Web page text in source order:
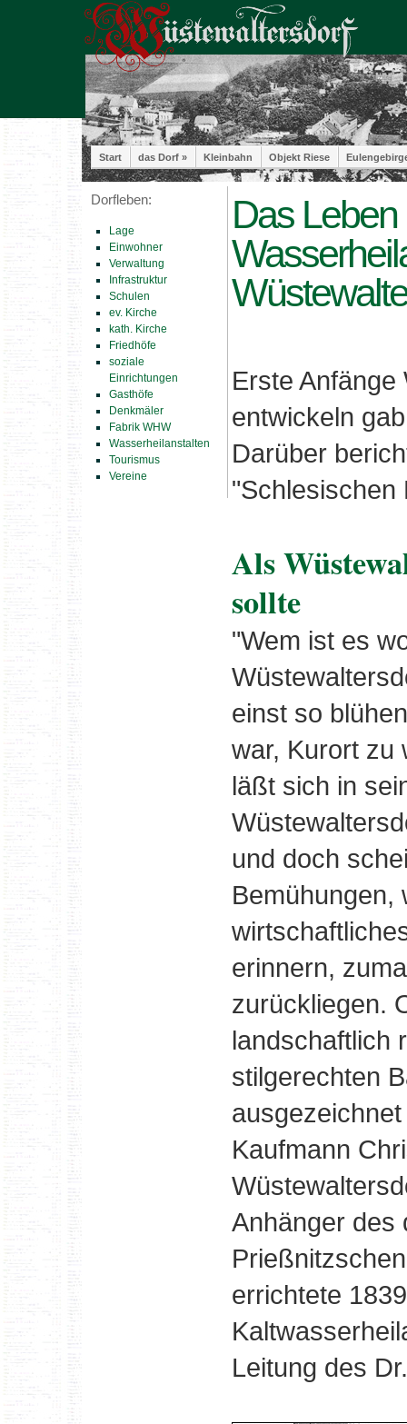
Start das Dorf » Kleinbahn Objekt Riese
Dorfleben:
Lage
Einwohner
Verwaltung
Infrastruktur
Schulen
ev. Kirche
kath. Kirche
Friedhöfe
soziale
Einrichtungen
Gasthöfe
Denkmäler
Fabrik WHW
Wasserheilanstalten
Tourismus
Vereine
Das Leben
Erste
entwickeln
Darüber
"Schlesischen
Als
sollte
"Wem ist es
einst so
war, Kurort zu
läßt sich in
und doch
Bemühungen,
erinnern,
zurückliegen.
landschaftlich
stilgerechten
Kaufmann
Anhänger des
errichtete
Leitung des